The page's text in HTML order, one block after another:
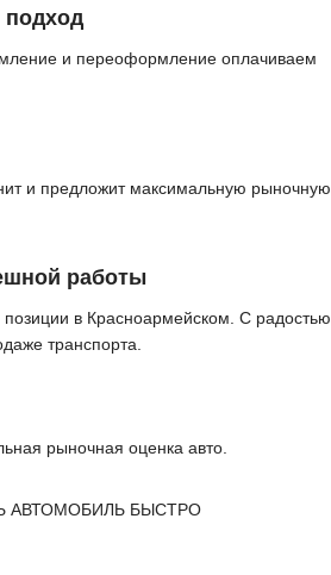
и переоформление оплачиваем
и предложит максимальную рыночную
работы
в Красноармейском. С радостью
транспорта.
рыночная оценка авто.
АВТОМОБИЛЬ БЫСТРО